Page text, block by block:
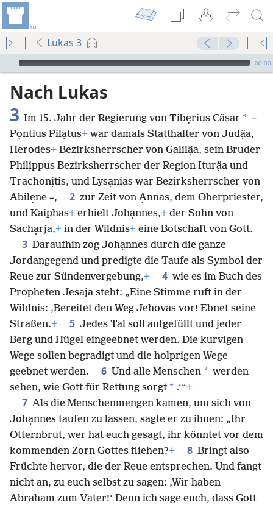
Lukas 3
Audio Player
00:00
Nach Lukas
3 Im 15. Jahr der Regierung von Tibẹrius Cäsar * –
Pọntius Pilạtus+ war damals Statthalter von Judạ̈a,
Herodes+ Bezirksherrscher von Galilạ̈a, sein Bruder
Philịppus Bezirksherrscher der Region Iturạ̈a und
Trachonịtis, und Lysạnias war Bezirksherrscher von
Abilẹne –,
2 zur Zeit von Ạnnas, dem Oberpriester,
und Kaiphas+ erhielt Johạnnes,+ der Sohn von
Sachạrja,+ in der Wildnis+ eine Botschaft von Gott.
3 Daraufhin zog Johạnnes durch die ganze
Jordangegend und predigte die Taufe als Symbol der
Reue zur Sündenvergebung,+ 4 wie es im Buch des
Propheten Jesaja steht: „Eine Stimme ruft in der
Wildnis: ‚Bereitet den Weg Jehovas vor! Ebnet seine
Straßen.+ 5 Jedes Tal soll aufgefüllt und jeder
Berg und Hügel eingeebnet werden. Die kurvigen
Wege sollen begradigt und die holprigen Wege
geebnet werden.
6 Und alle Menschen * werden
sehen, wie Gott für Rettung sorgt * .‘“+
7 Als die Menschenmengen kamen, um sich von
Johạnnes taufen zu lassen, sagte er zu ihnen: „Ihr
Otternbrut, wer hat euch gesagt, ihr könntet vor dem
kommenden Zorn Gottes fliehen?+ 8 Bringt also
Früchte hervor, die der Reue entsprechen. Und fangt
nicht an, zu euch selbst zu sagen: ‚Wir haben
Abraham zum Vater!‘ Denn ich sage euch, dass Gott